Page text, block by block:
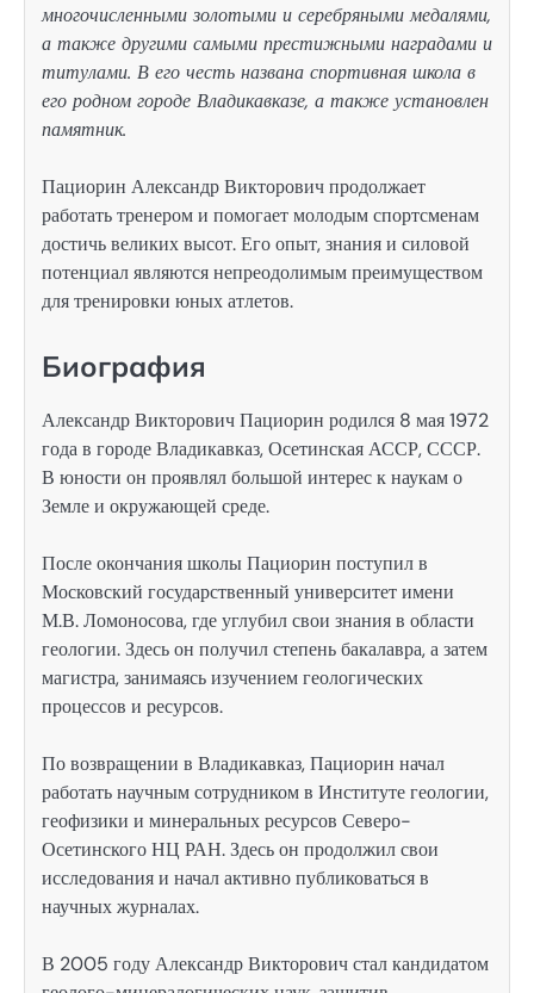
многочисленными золотыми и серебряными медалями,
а также другими самыми престижными наградами и
титулами. В его честь названа спортивная школа в
его родном городе Владикавказе, а также установлен
памятник.
Пациорин Александр Викторович продолжает
работать тренером и помогает молодым спортсменам
достичь великих высот. Его опыт, знания и силовой
потенциал являются непреодолимым преимуществом
для тренировки юных атлетов.
Биография
Александр Викторович Пациорин родился 8 мая 1972
года в городе Владикавказ, Осетинская АССР, СССР.
В юности он проявлял большой интерес к наукам о
Земле и окружающей среде.
После окончания школы Пациорин поступил в
Московский государственный университет имени
М.В. Ломоносова, где углубил свои знания в области
геологии. Здесь он получил степень бакалавра, а затем
магистра, занимаясь изучением геологических
процессов и ресурсов.
По возвращении в Владикавказ, Пациорин начал
работать научным сотрудником в Институте геологии,
геофизики и минеральных ресурсов Северо-
Осетинского НЦ РАН. Здесь он продолжил свои
исследования и начал активно публиковаться в
научных журналах.
В 2005 году Александр Викторович стал кандидатом